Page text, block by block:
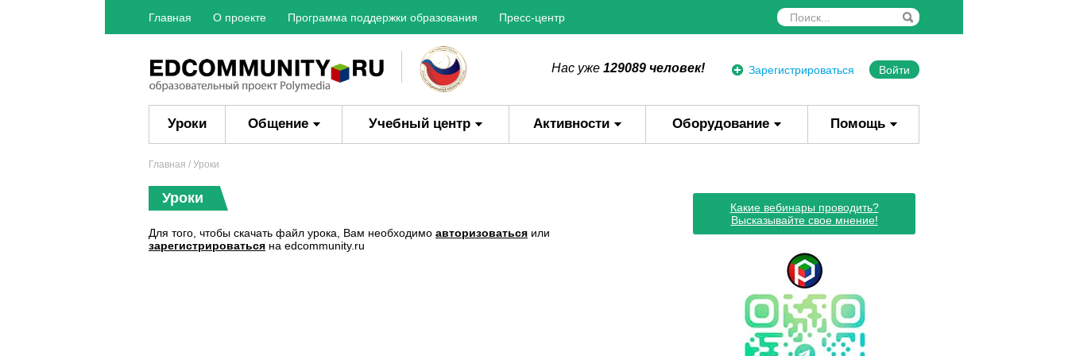
Главная О проекте Программа поддержки образования Пресс-центр
Зарегистрироваться Войти
Нас уже 129089 человек!
Уроки Общение Учебный центр Активности Оборудование Помощь
Главная / Уроки
Уроки
Для того, чтобы скачать файл урока, Вам необходимо авторизоваться или
зарегистрироваться на edcommunity.ru
Какие вебинары проводить?
Высказывайте свое мнение!